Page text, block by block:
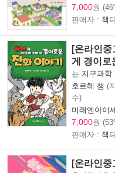
7,000원
판매자 : 책
[온라인
게 경이로
는 지구과학
호르헤 챔 (
수)
미래엔아이
7,000원
판매자 : 책
[온라인중